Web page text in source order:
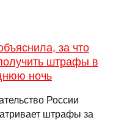
за что
штрафы в
ночь
России
штрафы за